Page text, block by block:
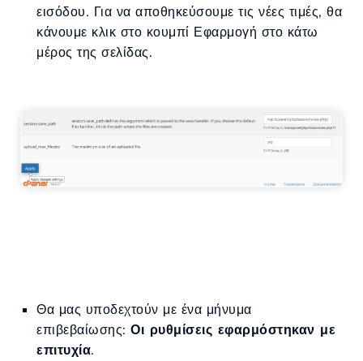
εισόδου. Για να αποθηκεύσουμε τις νέες τιμές, θα
κάνουμε κλικ στο κουμπί Εφαρμογή στο κάτω
μέρος της σελίδας.
Θα μας υποδεχτούν με ένα μήνυμα
επιβεβαίωσης: Οι ρυθμίσεις εφαρμόστηκαν με
επιτυχία.